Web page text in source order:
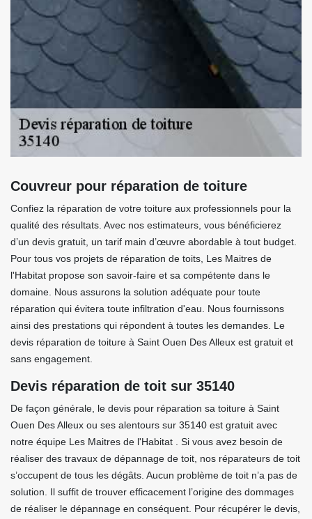
Couvreur pour réparation de toiture
Confiez la réparation de votre toiture aux professionnels pour la
qualité des résultats. Avec nos estimateurs, vous bénéficierez
d’un devis gratuit, un tarif main d’œuvre abordable à tout budget.
Pour tous vos projets de réparation de toits, Les Maitres de
l'Habitat propose son savoir-faire et sa compétente dans le
domaine. Nous assurons la solution adéquate pour toute
réparation qui évitera toute infiltration d'eau. Nous fournissons
ainsi des prestations qui répondent à toutes les demandes. Le
devis réparation de toiture à Saint Ouen Des Alleux est gratuit et
sans engagement.
Devis réparation de toit sur 35140
De façon générale, le devis pour réparation sa toiture à Saint
Ouen Des Alleux ou ses alentours sur 35140 est gratuit avec
notre équipe Les Maitres de l'Habitat . Si vous avez besoin de
réaliser des travaux de dépannage de toit, nos réparateurs de toit
s’occupent de tous les dégâts. Aucun problème de toit n’a pas de
solution. Il suffit de trouver efficacement l’origine des dommages
de réaliser le dépannage en conséquent. Pour récupérer le devis,